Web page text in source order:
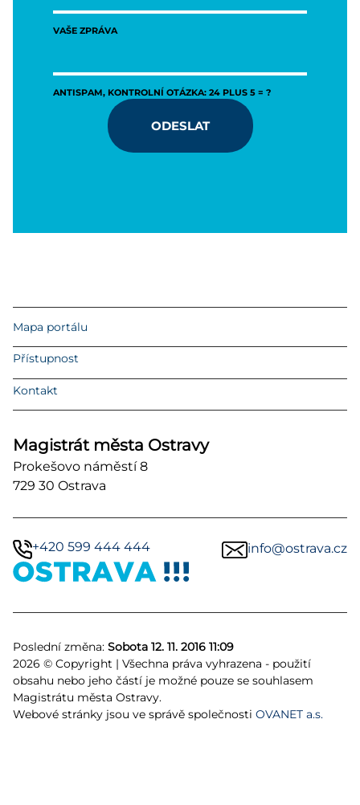
VAŠE ZPRÁVA
ANTISPAM, KONTROLNÍ OTÁZKA: 24 PLUS 5 = ?
ODESLAT
Mapa portálu
Přístupnost
Kontakt
Magistrát města Ostravy
Prokešovo náměstí 8
729 30 Ostrava
+420 599 444 444 info@ostrava.cz
Poslední změna: Sobota 12. 11. 2016 11:09
2026 © Copyright | Všechna práva vyhrazena - použití
obsahu nebo jeho částí je možné pouze se souhlasem
Magistrátu města Ostravy.
Webové stránky jsou ve správě společnosti OVANET a.s.